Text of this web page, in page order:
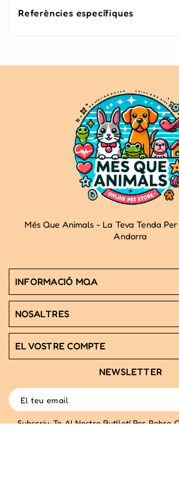
Referències específiques
Més Que Animals - La Teva Tenda
Andorra
INFORMACIÓ MQA
NOSALTRES
EL VOSTRE COMPTE
NEWSLETTER
Subscriu-Te Al Nostre Butlletí Per Rebre